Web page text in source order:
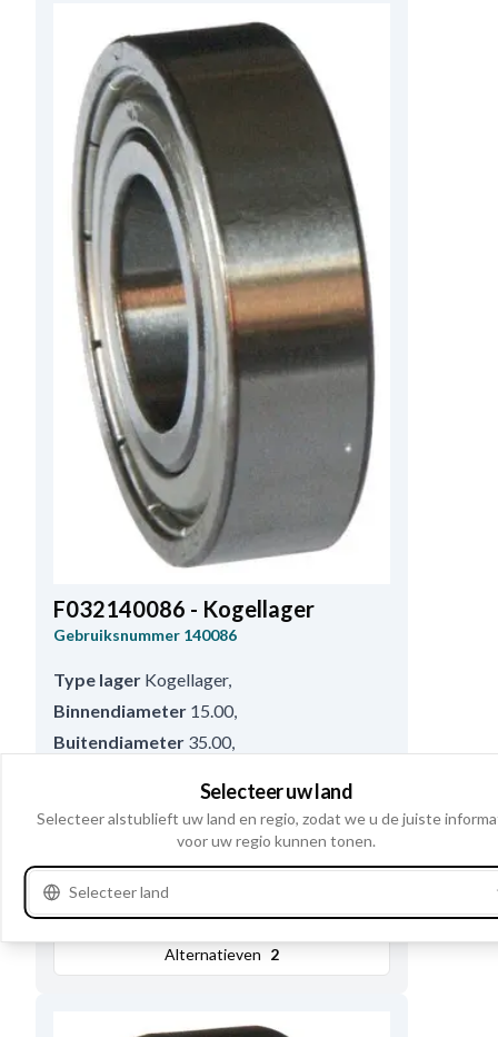
F032140086 - Kogellager
Gebruiksnummer 140086
Type lager Kogellager,
Binnendiameter 15.00,
Buitendiameter 35.00,
Waar te verkrijgen?
Bekijk productspecificaties
Alternatieven 2
Selecteer uw land
Selecteer alstublieft uw land en regio, zodat we u de juiste
voor uw regio kunnen tonen.
Selecteer land